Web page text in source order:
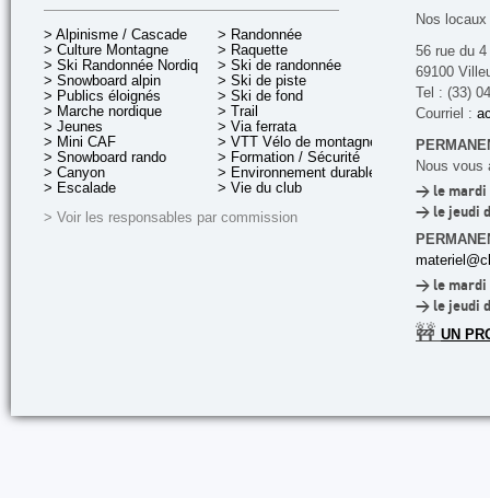
> Alpinisme / Cascade
> Culture Montagne
> Ski Randonnée Nordique
> Snowboard alpin
> Publics éloignés
> Marche nordique
> Jeunes
> Mini CAF
> Snowboard rando
> Canyon
> Escalade
> Randonnée
> Raquette
> Ski de randonnée
> Ski de piste
> Ski de fond
> Trail
> Via ferrata
> VTT Vélo de montagne
> Formation / Sécurité
> Environnement durable
> Vie du club
> Voir les responsables par commission
Nos
56 rue du
69100
Tel : (33)
Courriel :
Nous vous
> le mardi
> le jeudi
> le mardi
> le jeudi
🚧 UN